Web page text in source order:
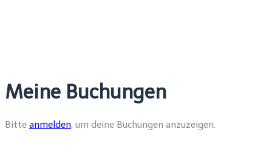
Meine Buchungen
Bitte anmelden, um deine Buchungen anzuzeigen.